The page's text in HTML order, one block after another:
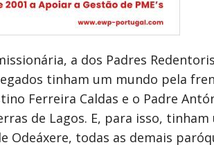
a dos Padres
tinham um mundo pela
Ferreira Caldas e o Padre
de Lagos. E, para isso,
Odeáxere, todas as demais